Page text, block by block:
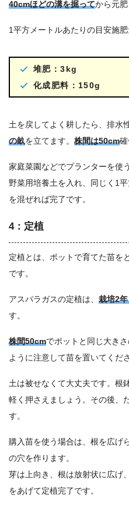
40cmほどの溝を掘ってから元肥
1平方メートルあたりの目安施
堆肥：3kg
化成肥料：150g
土を戻してよく耕したら、排水
の畝を立てます。 株間は50cm確
家庭菜園などでプランターを使
野菜用培養土を入れ、同じく1
を混ぜれば完了です。
4：定植
定植とは、ポットで育てた苗を
です。
アスパラガスの定植は、 栽培2
す。
株間50cmでポットと同じ大き
ように注意して苗を置いてくだ
土は被せなくて大丈夫です。根
軽く押さえましょう。その後、
す。
購入苗を使う場合は、根を広げ
の穴を作ります。
芽は上向き、根は放射状に広げ
をあげて定植完了です。